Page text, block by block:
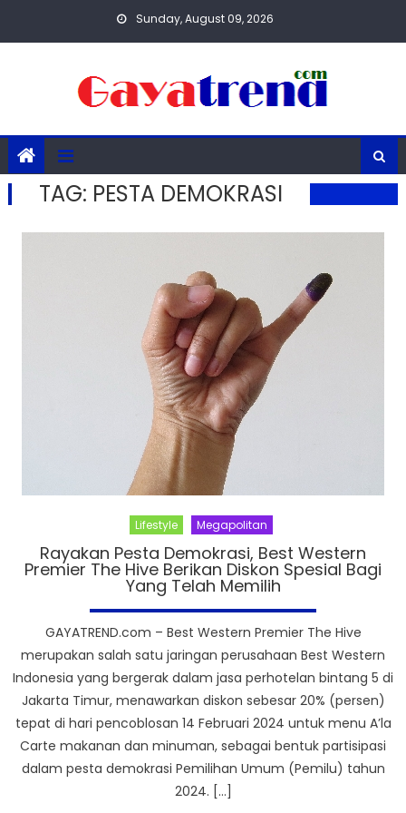
Sunday, August 09, 2026
TAG: PESTA DEMOKRASI
Lifestyle Megapolitan
Rayakan Pesta Demokrasi, Best Western
Premier The Hive Berikan Diskon Spesial Bagi
Yang Telah Memilih
GAYATREND.com – Best Western Premier The Hive
merupakan salah satu jaringan perusahaan Best Western
Indonesia yang bergerak dalam jasa perhotelan bintang 5 di
Jakarta Timur, menawarkan diskon sebesar 20% (persen)
tepat di hari pencoblosan 14 Februari 2024 untuk menu A’la
Carte makanan dan minuman, sebagai bentuk partisipasi
dalam pesta demokrasi Pemilihan Umum (Pemilu) tahun
2024. […]